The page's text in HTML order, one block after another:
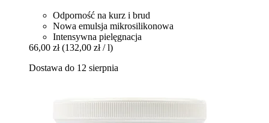
Odporność na kurz i brud
Nowa emulsja mikrosilikonowa
Intensywna pielęgnacja
66,00 zł (132,00 zł / l)
Dostawa do 12 sierpnia